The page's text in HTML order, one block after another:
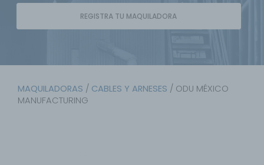
REGISTRA TU MAQUILADORA
MAQUILADORAS / CABLES Y ARNESES / ODU MÉXICO
MANUFACTURING